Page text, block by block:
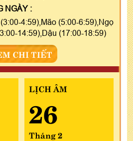
NGÀY :
4:59),Mão (5:00-6:59),Ngọ
14:59),Dậu (17:00-18:59)
CHI TIẾT
LỊCH ÂM
26
Tháng 2